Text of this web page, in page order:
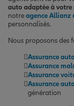
auto adaptée à
notreagence Allianz
personnalisés.
Nous proposons des
Assurance
Assurance
Assurance
Assurance
génération